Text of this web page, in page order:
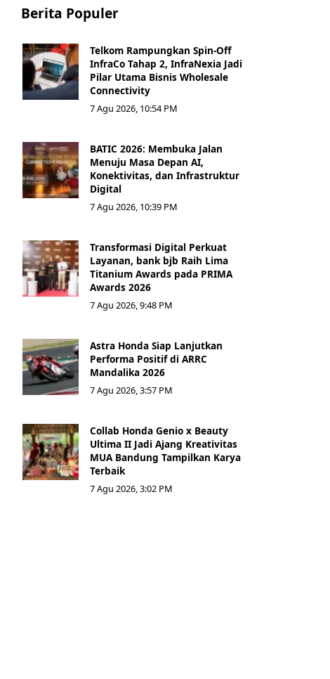
Berita Populer
Telkom Rampungkan Spin-Off
InfraCo Tahap 2, InfraNexia Jadi
Pilar Utama Bisnis Wholesale
Connectivity
7 Agu 2026, 10:54 PM
BATIC 2026: Membuka Jalan
Menuju Masa Depan AI,
Konektivitas, dan Infrastruktur
Digital
7 Agu 2026, 10:39 PM
Transformasi Digital Perkuat
Layanan, bank bjb Raih Lima
Titanium Awards pada PRIMA
Awards 2026
7 Agu 2026, 9:48 PM
Astra Honda Siap Lanjutkan
Performa Positif di ARRC
Mandalika 2026
7 Agu 2026, 3:57 PM
Collab Honda Genio x Beauty
Ultima II Jadi Ajang Kreativitas
MUA Bandung Tampilkan Karya
Terbaik
7 Agu 2026, 3:02 PM